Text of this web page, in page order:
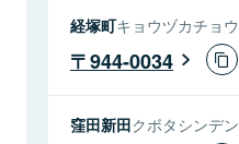
経塚町キョウヅカチョウ
944-0034
窪田新田クボタシンデン